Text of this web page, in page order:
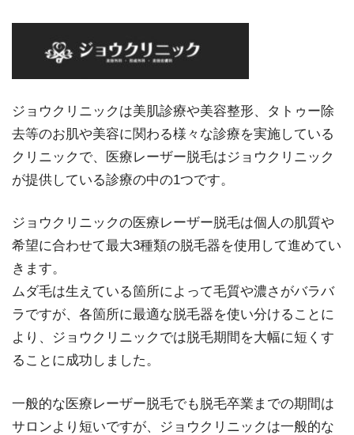
ジョウクリニックは美肌診療や美容整形、タトゥー除
去等のお肌や美容に関わる様々な診療を実施している
クリニックで、医療レーザー脱毛はジョウクリニック
が提供している診療の中の1つです。
ジョウクリニックの医療レーザー脱毛は個人の肌質や
希望に合わせて最大3種類の脱毛器を使用して進めてい
きます。
ムダ毛は生えている箇所によって毛質や濃さがバラバ
ラですが、各箇所に最適な脱毛器を使い分けることに
より、ジョウクリニックでは脱毛期間を大幅に短くす
ることに成功しました。
一般的な医療レーザー脱毛でも脱毛卒業までの期間は
サロンより短いですが、ジョウクリニックは一般的な